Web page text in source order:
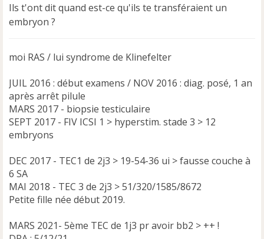
Ils t'ont dit quand est-ce qu'ils te transféraient un
embryon ?
moi RAS / lui syndrome de Klinefelter
JUIL 2016 : début examens / NOV 2016 : diag. posé, 1 an
après arrêt pilule
MARS 2017 - biopsie testiculaire
SEPT 2017 - FIV ICSI 1 > hyperstim. stade 3 > 12
embryons
DEC 2017 - TEC1 de 2j3 > 19-54-36 ui > fausse couche à
6 SA
MAI 2018 - TEC 3 de 2j3 > 51/320/1585/8672
Petite fille née début 2019.
MARS 2021- 5ème TEC de 1j3 pr avoir bb2 > ++ !